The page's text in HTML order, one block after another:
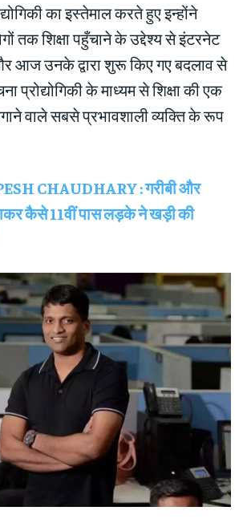
का इस्तेमाल करते हुए इन्होंने
तक शिक्षा पहुँचाने के उद्देश्य से इंटरनेट
आज उनके द्वारा शुरू किए गए बदलाव से
प्रोद्योगिकी के माध्यम से शिक्षा की एक
वाले सबसे प्रभावशाली व्यक्ति के रूप
CHAUDHARY : गरीबी और
कैसे 11वीं पास लड़के ने खड़ी की